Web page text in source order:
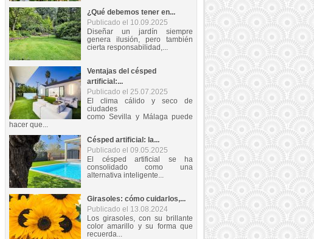
¿Qué debemos tener en...
Publicado el 10.09.2025
Diseñar un jardín siempre
genera ilusión, pero también
cierta responsabilidad,...
Ventajas del césped
artificial:...
Publicado el 25.07.2025
El clima cálido y seco de
ciudades
como Sevilla y Málaga puede
hacer que...
Césped artificial: la...
Publicado el 09.05.2025
El césped artificial se ha
consolidado como una
alternativa inteligente...
Girasoles: cómo cuidarlos,...
Publicado el 13.08.2024
Los girasoles, con su brillante
color amarillo y su forma que
recuerda...